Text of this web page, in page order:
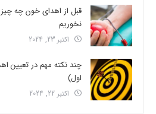
قبل از اهدای خون چه
نخوریم
اکتبر 23, 2024
چند نکته مهم در
اول)
اکتبر 22, 2024